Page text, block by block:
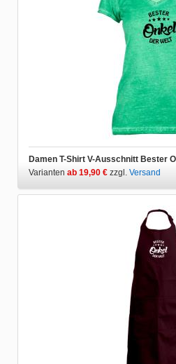
Damen T-Shirt V-Ausschnitt Bester
Varianten ab 19,90 € zzgl. Versand